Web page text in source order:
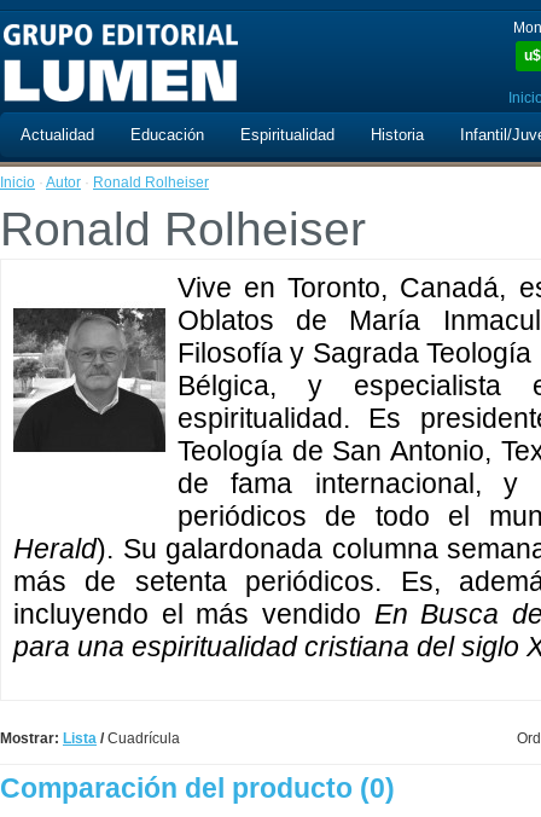
u$
Actualidad Educación Espiritualidad Historia Infantil/
Inicio · Autor · Ronald Rolheiser
Ronald Rolheiser
Vive en Toronto, Canadá,
Oblatos de María
Filosofía y Sagrada
Bélgica, y especialista
espiritualidad. Es
Teología de San Antonio,
de fama internacional,
periódicos de todo el
Herald). Su galardonada columna
más de setenta periódicos. Es,
incluyendo el más vendido En Busca
para una espiritualidad cristiana del siglo
Mostrar: Lista /Cuadrícula
Comparación del producto (0)